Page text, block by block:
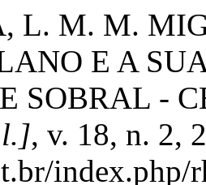
L. M. M.
E A
SOBRAL -
, v. 18, n. 2,
index.php/